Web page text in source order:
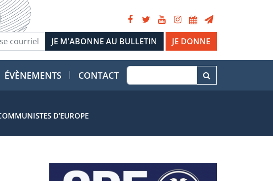
JE DONNE
ÉVÈNEMENTS CONTACT
D’EUROPE